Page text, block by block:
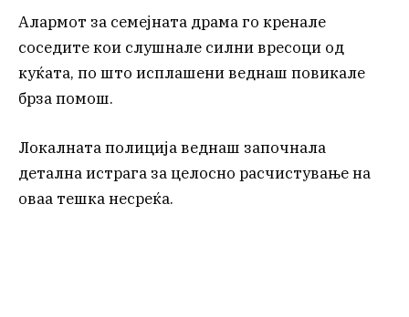
Алармот за семејната драма го кренале
соседите кои слушнале силни вресоци од
куќата, по што исплашени веднаш повикале
брза помош.
Локалната полиција веднаш започнала
детална истрага за целосно расчистување на
оваа тешка несреќа.